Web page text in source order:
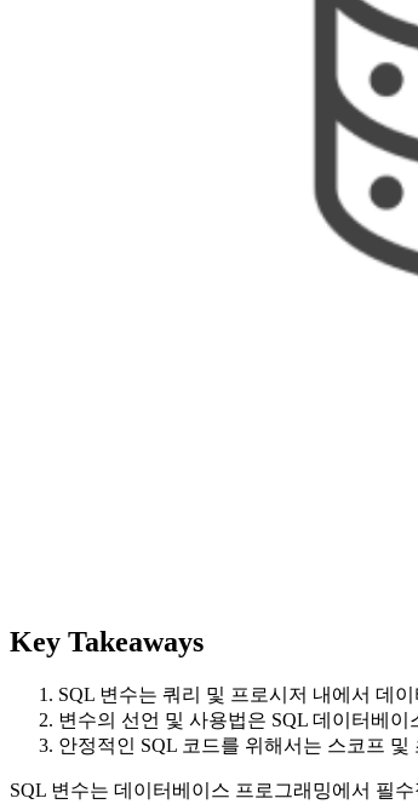
Key Takeaways
SQL 변수는 쿼리 및 프로시저 내에서 데
변수의 선언 및 사용법은 SQL 데이터베
안정적인 SQL 코드를 위해서는 스코프
SQL 변수는 데이터베이스 프로그래밍에서 필